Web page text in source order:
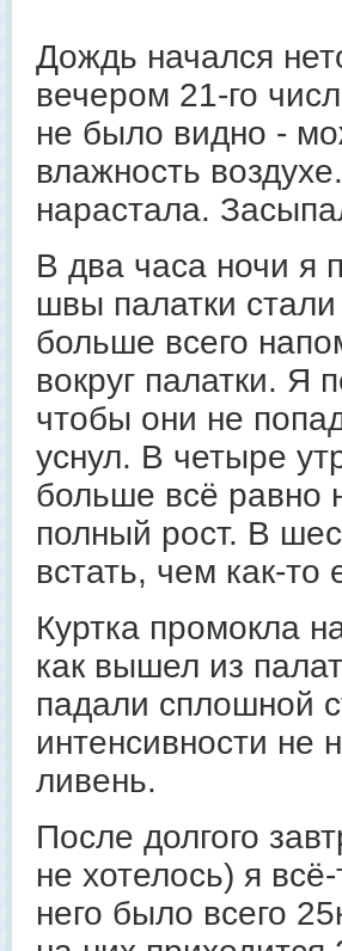
Дождь начался
вечером 21-го
не было видно -
влажность
нарастала.
В два часа ночи я
швы палатки
больше всего
вокруг палатки. Я
чтобы они не
уснул. В четыре
больше всё равно
полный рост. В
встать, чем как-
Куртка промокла
как вышел из
падали сплошной
интенсивности не
ливень.
После долгого
не хотелось) я
него было всего